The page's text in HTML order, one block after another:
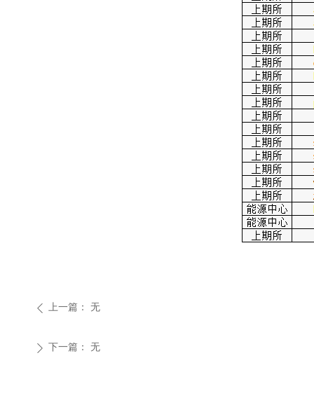
ꄴ 上一篇： 无
ꄲ 下一篇： 无